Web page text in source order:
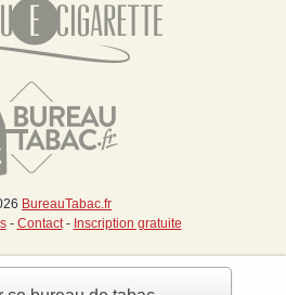
BureauTabac.fr
- Contact- Inscription gratuite